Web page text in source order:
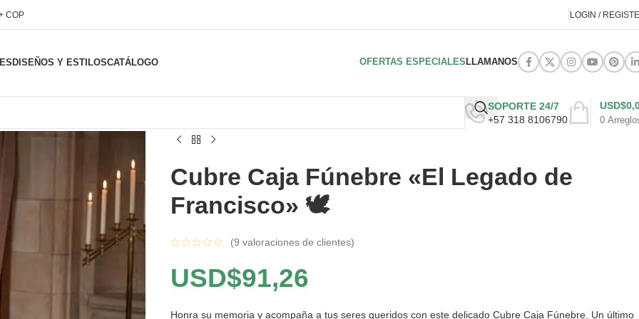
COP LOGIN /
DISEÑOS Y ESTILOSCATÁLOGO OFERTAS ESPECIALES LLAMANOS
SOPORTE 24/7
+57 318 8106790
0
USD$
Cubre Caja Fúnebre «El Legado de
Francisco» 🕊️
(9 valoraciones de clientes)
USD$91,26
Honra su memoria y acompaña a tus seres queridos con este delicado Cubre Caja Fúnebre. Un último